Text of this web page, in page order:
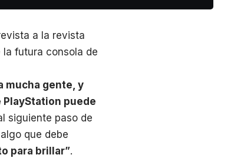
a la revista
la futura consola de
mucha gente, y
puede
siguiente paso de
que debe
para brillar”.